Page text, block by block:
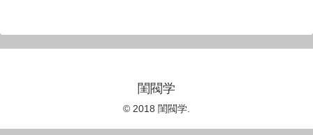
閨閥学
© 2018 閨閥学.